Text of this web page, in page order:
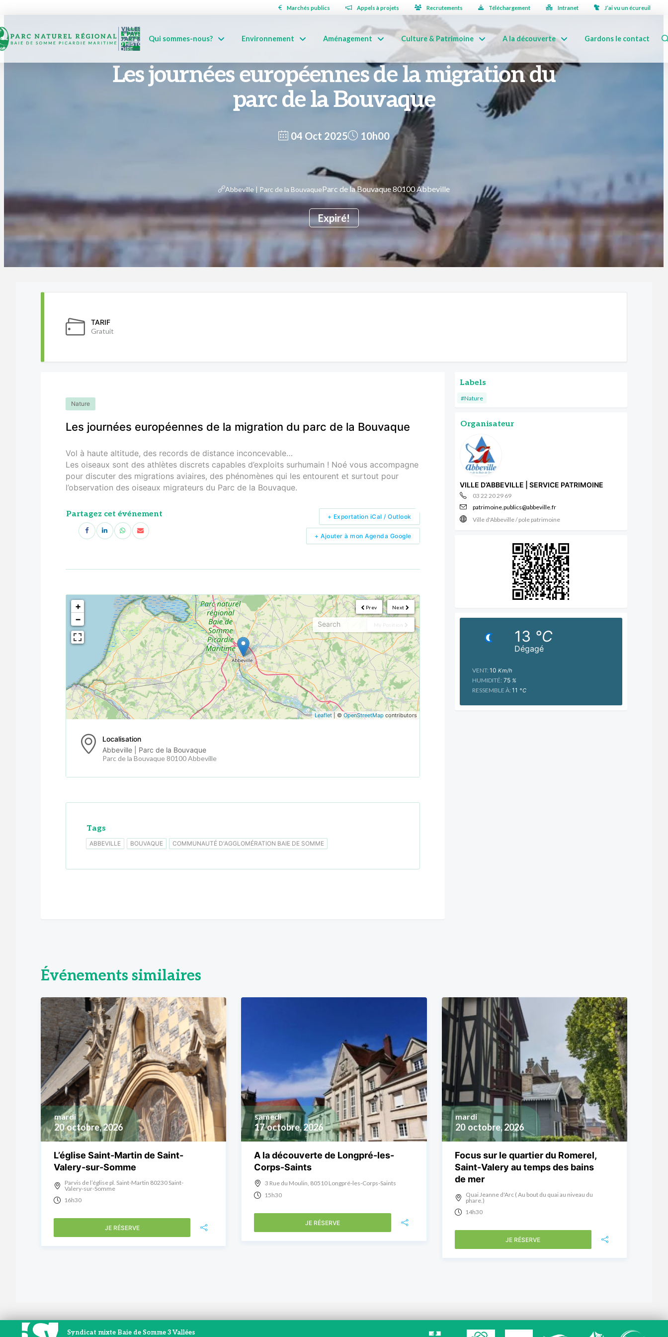
Marchés publics Appels à projets Recrutements Téléchargement Intranet J’ai vu un écureuil
Qui sommes-nous? Environnement Aménagement Culture & Patrimoine A la découverte Gardons le contact
Les journées européennes de la migration du
parc de la Bouvaque
04 Oct 2025
Expiré!
10h00
Abbeville | Parc de la BouvaqueParc de la Bouvaque 80100 Abbeville
TARIF
Gratuit
Nature
Les journées européennes de la migration du parc de la Bouvaque
Vol à haute altitude, des records de distance inconcevable…
Les oiseaux sont des athlètes discrets capables d’exploits surhumain ! Noé vous accompagne
pour discuter des migrations aviaires, des phénomènes qui les entourent et surtout pour
l’observation des oiseaux migrateurs du Parc de la Bouvaque.
Partagez cet événement
+ Ajouter à mon Agenda Google
+ Exportation iCal / Outlook
Next
Prev
My Position
<!---->
+
−
Leaflet| © OpenStreetMap contributors
Localisation
Abbeville | Parc de la Bouvaque
Parc de la Bouvaque 80100 Abbeville
Tags
ABBEVILLE BOUVAQUE COMMUNAUTÉ D'AGGLOMÉRATION BAIE DE SOMME
Labels
#Nature
Organisateur
VILLE D’ABBEVILLE | SERVICE PATRIMOINE
03 22 20 29 69
patrimoine.publics@abbeville.fr
Ville d'Abbeville / pole patrimoine
Dégagé
13 °C
VENT: 10 Km/h
HUMIDITÉ: 75%
RESSEMBLE À: 11 °C
Événements similaires
20 octobre, 2026
mardi
L’église Saint-Martin de Saint-
Valery-sur-Somme
Parvis de l’église pl. Saint-Martin 80230 Saint-
Valery-sur-Somme
16h30
JE RÉSERVE
17 octobre, 2026
samedi
A la découverte de Longpré-les-
Corps-Saints
3 Rue du Moulin, 80510 Longpré-les-Corps-Saints
15h30
JE RÉSERVE
20 octobre, 2026
mardi
Focus sur le quartier du Romerel,
Saint-Valery au temps des bains
de mer
Quai Jeanne d'Arc ( Au bout du quai au niveau du
phare.)
14h30
JE RÉSERVE
Syndicat mixte Baie de Somme 3 Vallées